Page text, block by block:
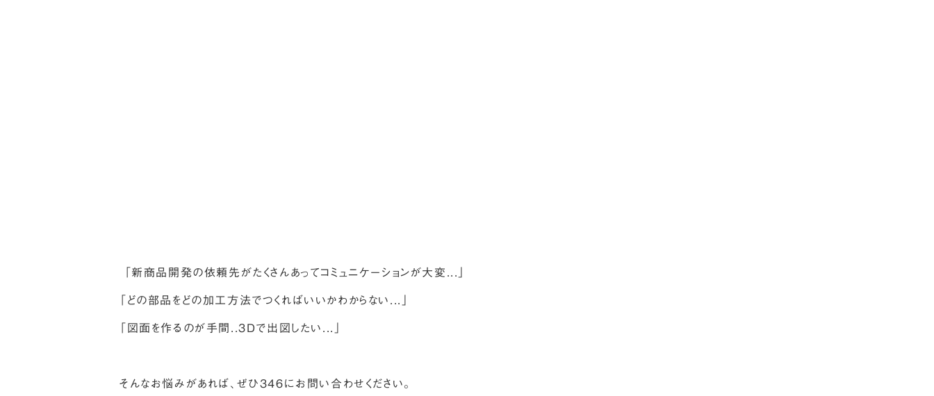
「新商品開発の依頼先がたくさんあってコミュニケーションが大変...」
「どの部品をどの加工方法でつくればいいかわからない...」
「図面を作るのが手間..３Dで出図したい...」
そんなお悩みがあれば、ぜひ３４６にお問い合わせください。